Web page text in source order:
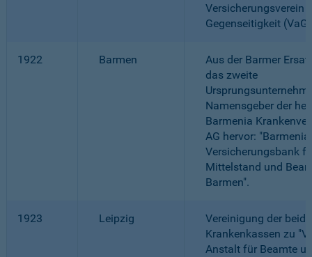
Versicherungsverein
Gegenseitigkeit
1922 Barmen
Aus der Barmer
das zweite
Namensgeber der
Barmenia
AG hervor: "Barmenia
Versicherungsbank
Mittelstand und
Barmen".
1923 Leipzig
Vereinigung der
Krankenkassen zu
Anstalt für Beamte